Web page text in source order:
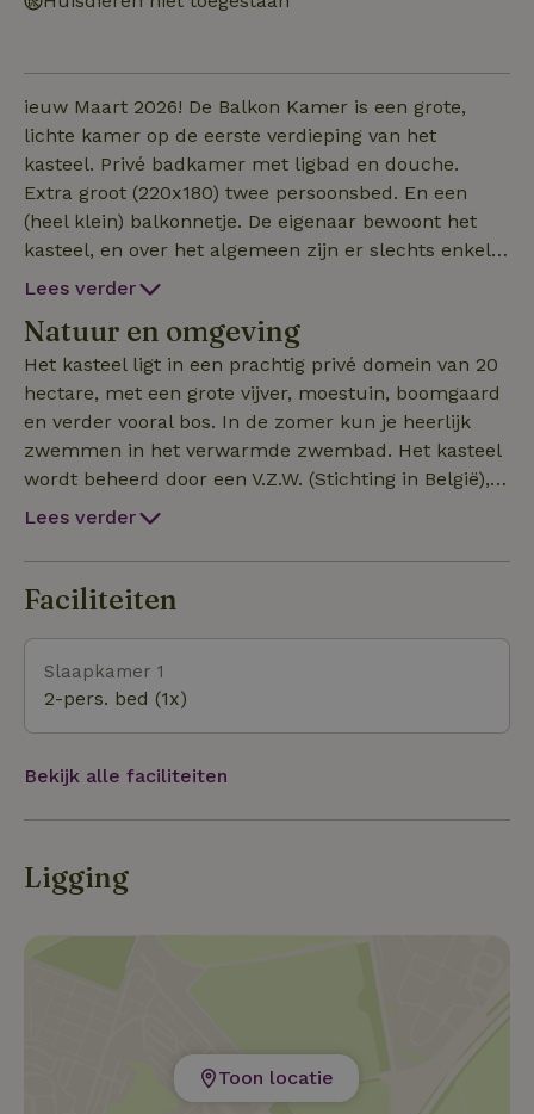
ieuw Maart 2026! De Balkon Kamer is een grote,
lichte kamer op de eerste verdieping van het
kasteel. Privé badkamer met ligbad en douche.
Extra groot (220x180) twee persoonsbed. En een
(heel klein) balkonnetje. De eigenaar bewoont het
kasteel, en over het algemeen zijn er slechts enkele
mensen. De sfeer is informeel. Ideaal voor mensen
omgeving. Ontbijt inbegrepen.
Lees verder
Natuur en omgeving
Het kasteel ligt in een prachtig privé domein van 20
hectare, met een grote vijver, moestuin, boomgaard
en verder vooral bos. In de zomer kun je heerlijk
zwemmen in het verwarmde zwembad. Het kasteel
wordt beheerd door een V.Z.W. (Stichting in België),
en alle inkomsten gaan naar het onderhoud van het
uitstapjes te maken. Paira Daiza, verkozen tot beste
natuurpark van Europa, ligt op slechts 14 km
maar 10 km verderop.
Lees verder
Faciliteiten
Slaapkamer 1
2-pers. bed (1x)
Bekijk alle faciliteiten
Ligging
Toon locatie